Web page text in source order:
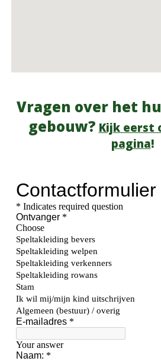
Vragen over het
gebouw? Kijk eerst
pagina!